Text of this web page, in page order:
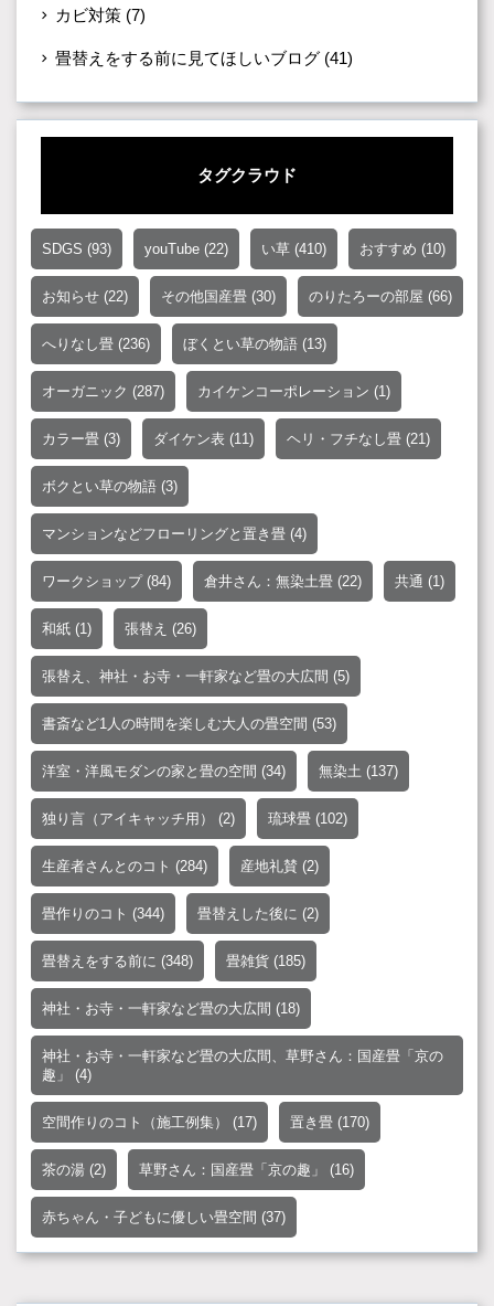
カビ対策 (7)
畳替えをする前に見てほしいブログ (41)
タグクラウド
SDGS (93) youTube (22) い草 (410) おすすめ (10)
お知らせ (22) その他国産畳 (30) のりたろーの部屋 (66)
へりなし畳 (236) ぼくとい草の物語 (13)
オーガニック (287) カイケンコーポレーション (1)
カラー畳 (3) ダイケン表 (11) ヘリ・フチなし畳 (21)
ボクとい草の物語 (3)
マンションなどフローリングと置き畳 (4)
ワークショップ(84) 倉井さん：無染土畳 (22) 共通 (1)
和紙 (1) 張替え (26)
張替え、神社・お寺・一軒家など畳の大広間 (5)
書斎など1人の時間を楽しむ大人の畳空間 (53)
洋室・洋風モダンの家と畳の空間 (34) 無染土 (137)
独り言（アイキャッチ用） (2) 琉球畳 (102)
生産者さんとのコト (284) 産地礼賛 (2)
畳作りのコト (344) 畳替えした後に (2)
畳替えをする前に (348) 畳雑貨 (185)
神社・お寺・一軒家など畳の大広間 (18)
神社・お寺・一軒家など畳の大広間、草野さん：国産畳「京の
趣」
(4)
空間作りのコト（施工例集） (17) 置き畳 (170)
茶の湯 (2) 草野さん：国産畳「京の趣」 (16)
赤ちゃん・子どもに優しい畳空間 (37)